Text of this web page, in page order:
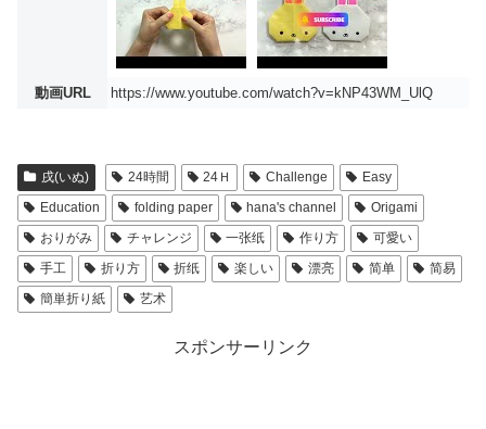
動画URL https://www.youtube.com/watch?v=kNP43WM_UlQ
戌(いぬ) 24時間 24Ｈ Challenge
Easy
Education
folding paper hana's channel
Origami
おりがみ
チャレンジ 一张纸 作り方
可愛い
手工
折り方 折纸 楽しい 漂亮 简单
简易
簡単折り紙
艺术
スポンサーリンク